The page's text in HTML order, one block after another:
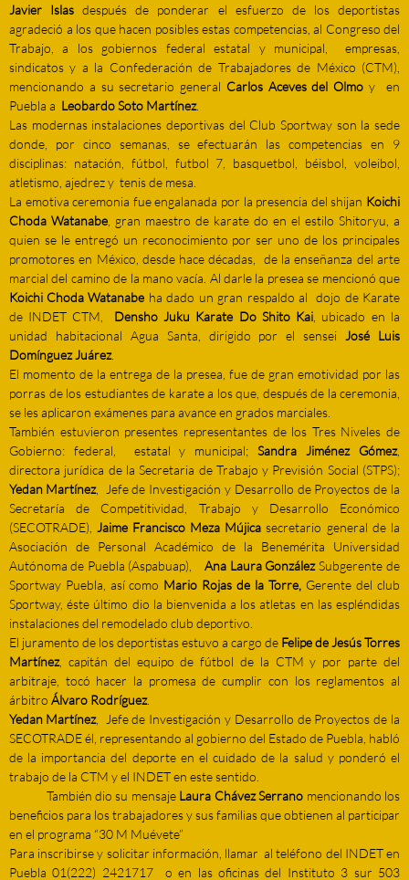
Javier Islas después de ponderar el esfuerzo de los deportistas
agradeció a los que hacen posibles estas competencias, al Congreso del
Trabajo, a los gobiernos federal estatal y municipal, empresas,
sindicatos y a la Confederación de Trabajadores de México (CTM),
mencionando a su secretario general Carlos Aceves del Olmo y en
Puebla a Leobardo Soto Martínez.
Las modernas instalaciones deportivas del Club Sportway son la sede
donde, por cinco semanas, se efectuarán las competencias en 9
disciplinas: natación, fútbol, futbol 7, basquetbol, béisbol, voleibol,
atletismo, ajedrez y tenis de mesa.
La emotiva ceremonia fue engalanada por la presencia del shijan Koichi
Choda Watanabe , gran maestro de karate do en el estilo Shitoryu, a
quien se le entregó un reconocimiento por ser uno de los principales
promotores en México, desde hace décadas, de la enseñanza del arte
marcial del camino de la mano vacía. Al darle la presea se mencionó que
Koichi Choda Watanabe ha dado un gran respaldo al dojo de Karate
de INDET CTM, Densho Juku Karate Do Shito Kai , ubicado en la
unidad habitacional Agua Santa, dirigido por el sensei José Luis
Domínguez Juárez.
El momento de la entrega de la presea, fue de gran emotividad por las
porras de los estudiantes de karate a los que, después de la ceremonia,
se les aplicaron exámenes para avance en grados marciales.
También estuvieron presentes representantes de los Tres Niveles de
Gobierno: federal, estatal y municipal; Sandra Jiménez Gómez,
directora jurídica de la Secretaria de Trabajo y Previsión Social (STPS);
Yedan Martínez, Jefe de Investigación y Desarrollo de Proyectos de la
Secretaría de Competitividad, Trabajo y Desarrollo Económico
(SECOTRADE), Jaime Francisco Meza Mújica secretario general de la
Asociación de Personal Académico de la Benemérita Universidad
Autónoma de Puebla (Aspabuap), Ana Laura GonzálezSubgerente de
Sportway Puebla, así como Mario Rojas de la Torre, Gerente del club
Sportway, éste último dio la bienvenida a los atletas en las espléndidas
instalaciones del remodelado club deportivo.
El juramento de los deportistas estuvo a cargo de Felipe de Jesús Torres
Martínez, capitán del equipo de fútbol de la CTM y por parte del
arbitraje, tocó hacer la promesa de cumplir con los reglamentos al
árbitro Álvaro Rodríguez.
Yedan Martínez, Jefe de Investigación y Desarrollo de Proyectos de la
SECOTRADE él, representando al gobierno del Estado de Puebla, habló
de la importancia del deporte en el cuidado de la salud y ponderó el
trabajo de la CTM y el INDET en este sentido.
También dio su mensaje Laura Chávez Serrano mencionando los
beneficios para los trabajadores y sus familias que obtienen al participar
en el programa “30 M Muévete”
Para inscribirse y solicitar información, llamar al teléfono del INDET en
Puebla 01(222) 2421717 o en las oficinas del Instituto 3 sur 503